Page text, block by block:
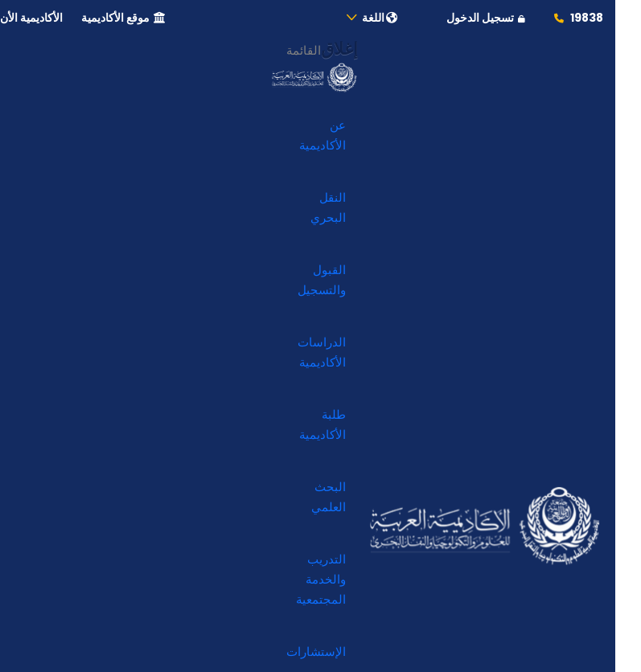
19838 تسجيل الدخول اللغة موقع الأكاديمية الأكاديمية الأن
إغلاق القائمة
عن
الأكاديمية
النقل
البحري
القبول
والتسجيل
الدراسات
الأكاديمية
طلبة
الأكاديمية
البحث
العلمي
التدريب
والخدمة
المجتمعية
الإستشارات